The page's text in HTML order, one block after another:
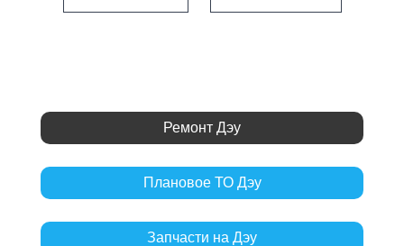
Ремонт Дэу
Плановое ТО Дэу
Запчасти на Дэу